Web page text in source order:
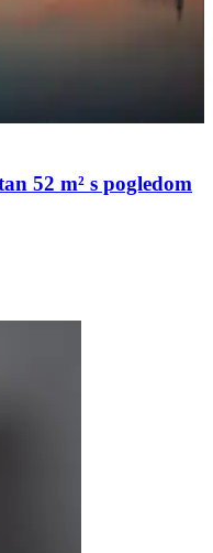
52 m² s pogledom